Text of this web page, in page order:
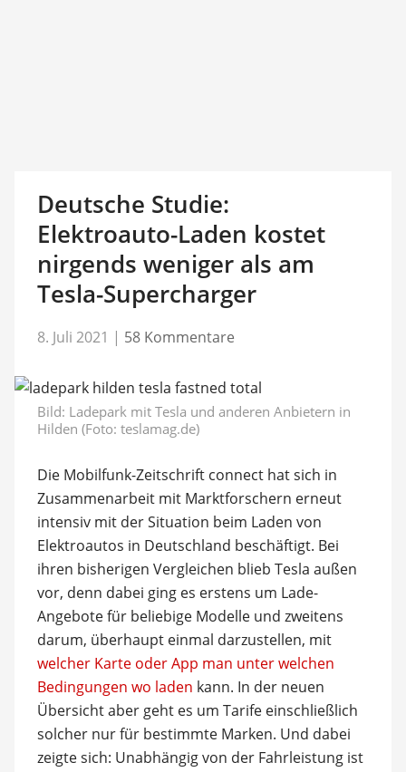
Deutsche Studie:
Elektroauto-Laden kostet
nirgends weniger als am
Tesla-Supercharger
8. Juli 2021 | 58 Kommentare
Bild: Ladepark mit Tesla und anderen Anbietern in
Hilden (Foto: teslamag.de)
Die Mobilfunk-Zeitschrift connect hat sich in
Zusammenarbeit mit Marktforschern erneut
intensiv mit der Situation beim Laden von
Elektroautos in Deutschland beschäftigt. Bei
ihren bisherigen Vergleichen blieb Tesla außen
vor, denn dabei ging es erstens um Lade-
Angebote für beliebige Modelle und zweitens
darum, überhaupt einmal darzustellen, mit
welcher Karte oder App man unter welchen
Bedingungen wo laden kann. In der neuen
Übersicht aber geht es um Tarife einschließlich
solcher nur für bestimmte Marken. Und dabei
zeigte sich: Unabhängig von der Fahrleistung ist